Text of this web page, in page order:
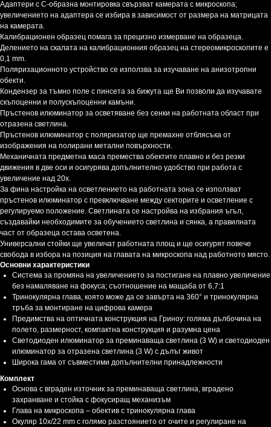
Адаптери с C-образна монтировка свързват камерата с микроскопа;
увеличението на адаптера се избира в зависимост от размера на матрицата
на камерата.
Калибрационен образец помага за прецизно измерване на образеца.
Делението на скалата на калибрационния образец на стереомикроскопите е
0,1 mm.
Поляризационното устройство се използва за изучаване на анизотропни
обекти.
Кондензер за тъмно поле с пинсета за бижута ще Ви позволи да изучавате
скъпоценни и полускъпоценни камъни.
Пръстенов илюминатор за осветяване без сенки на работната област при
отразена светлина.
Пръстенов илюминатор с поляризатор ще премахне отблясъка от
изображения на полирани метални повърхности.
Механичната предметна маса премества обектите плавно и без резки
движения в две оси и осигурява допълнително удобство при работа с
увеличение над 20x.
За фина настройка на осветлението на работната зона се използват
пръстенов илюминатор с превключване между секторите и осветление с
регулируемо положение. Светлината се настройва на избрания ъгъл,
създавайки необходимите за обучението светлина и сянка, а правилната
част от образеца остава осветена.
Универсални стойки ще увеличат работната площ и ще осигурят повече
свобода в избора на позиция на главата на микроскопа над работното място.
Основни характеристики
Система за промяна на увеличението за постигане на плавно увеличение
без намаляване на фокуса; съотношение на мащаба от 6,7:1
Тринокулярна глава, която може да се завърта на 360° и тринокулярна
тръба за монтиране на цифрова камера
Предимства на оптичната конструкция на Гриноу: голяма дълбочина на
полето, размерност, компактна конструкция и разумна цена
Светодиоден илюминатор за преминаваща светлина (3 W) и светодиоден
илюминатор за отразена светлина (3 W) с дълъг живот
Широка гама от съвместими допълнителни принадлежности
Комплект
Основа с вграден източник за преминаваща светлина, вградено
захранване и стойка с фокусиращ механизъм
Глава на микроскопа – обектив с тринокулярна глава
Окуляр 10x/22 mm с голямо разстоянието от очите и регулиране на